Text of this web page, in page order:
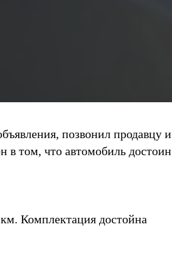
позвонил продавцу и
в том, что автомобиль достоин
Комплектация достойна